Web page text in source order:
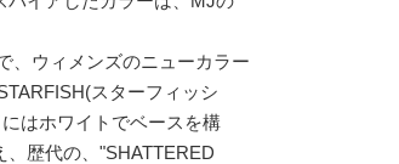
、ウィメンズのニューカラー
スターフィッシ
はホワイトでベースを構
歴代の、"SHATTERED